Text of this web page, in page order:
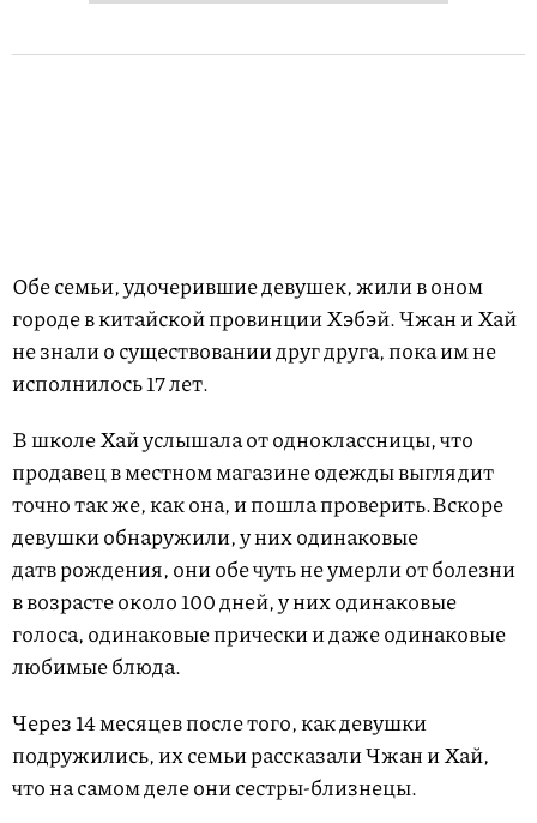
Обе семьи, удочерившие девушек, жили в оном
городе в китайской провинции Хэбэй. Чжан и Хай
не знали о существовании друг друга, пока им не
исполнилось 17 лет.
В школе Хай услышала от одноклассницы, что
продавец в местном магазине одежды выглядит
точно так же, как она, и пошла проверить.Вскоре
девушки обнаружили, у них одинаковые
датв рождения, они обе чуть не умерли от болезни
в возрасте около 100 дней, у них одинаковые
голоса, одинаковые прически и даже одинаковые
любимые блюда.
Через 14 месяцев после того, как девушки
подружились, их семьи рассказали Чжан и Хай,
что на самом деле они сестры-близнецы.